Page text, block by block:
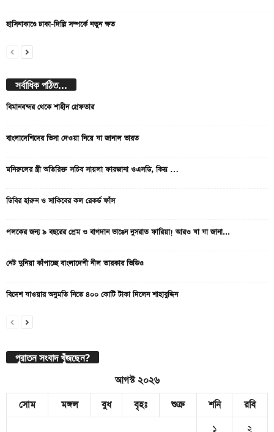
হাসিনাকাণ্ডে ঢাকা-দিল্লি সম্পর্কে নতুন ক্ষত
সর্বাধিক পঠিত...
বিমানবন্দর থেকে শাহীন গ্রেফতার
বাংলাদেশিদের ভিসা দেওয়া নিয়ে যা জানাল ভারত
মনিরুলের স্ত্রী অতিরিক্ত সচিব সায়লা ফারজানা ওএসডি, কিন্তু …
ডিবির হারুন ও সাকিবের কল রেকর্ড ফাঁস
পলকের জন্য ৯ বছরের প্রেম ও বাগদান ভাঙেন নুসরাত ফারিয়া! আরও যা যা জানা...
নেট দুনিয়া কাঁপাচ্ছে বাংলাদেশী নীল তারকার ভিডিও
বিদেশ যাওয়ার অনুমতি নিতে ৪০০ কোটি টাকা দিলেন শাহাবুদ্দিন
পুরাতন সংবাদ খুঁজছেন?
আগস্ট ২০২৬
সোম
মঙ্গল বুধ বৃহঃ শুক্র শনি
রবি
১
২